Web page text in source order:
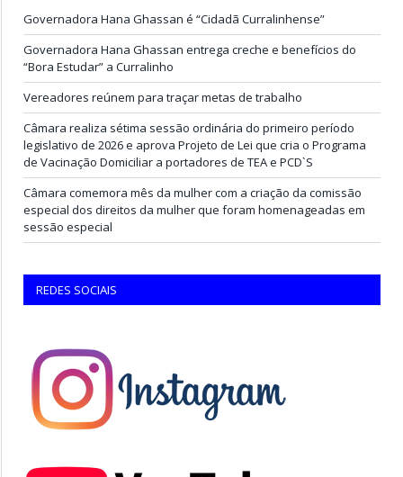
Governadora Hana Ghassan é “Cidadã Curralinhense”
Governadora Hana Ghassan entrega creche e benefícios do
“Bora Estudar” a Curralinho
Vereadores reúnem para traçar metas de trabalho
Câmara realiza sétima sessão ordinária do primeiro período
legislativo de 2026 e aprova Projeto de Lei que cria o Programa
de Vacinação Domiciliar a portadores de TEA e PCD`S
Câmara comemora mês da mulher com a criação da comissão
especial dos direitos da mulher que foram homenageadas em
sessão especial
REDES SOCIAIS